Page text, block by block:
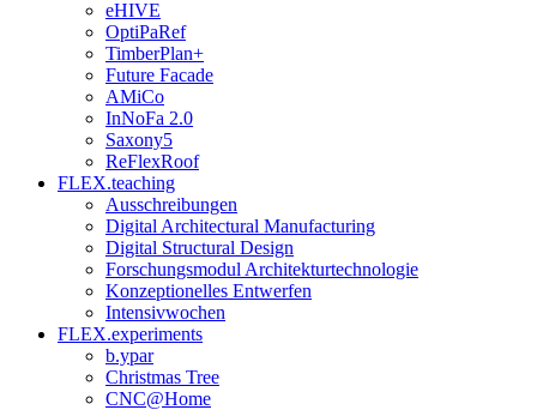
eHIVE
OptiPaRef
TimberPlan+
Future Facade
AMiCo
InNoFa 2.0
Saxony5
ReFlexRoof
FLEX.teaching
Ausschreibungen
Digital Architectural Manufacturing
Digital Structural Design
Forschungsmodul Architekturtechnologie
Konzeptionelles Entwerfen
Intensivwochen
FLEX.experiments
b.ypar
Christmas Tree
CNC@Home